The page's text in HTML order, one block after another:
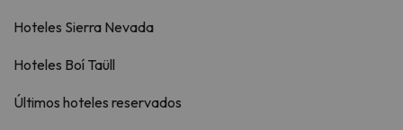
Hoteles Sierra Nevada
Hoteles Boí Taüll
Últimos hoteles reservados